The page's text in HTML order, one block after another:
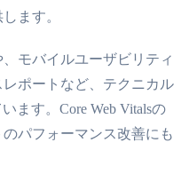
ます。
モバイルユーザビリティ
ポートなど、テクニカル
ます。Core Web Vitalsの
パフォーマンス改善にも